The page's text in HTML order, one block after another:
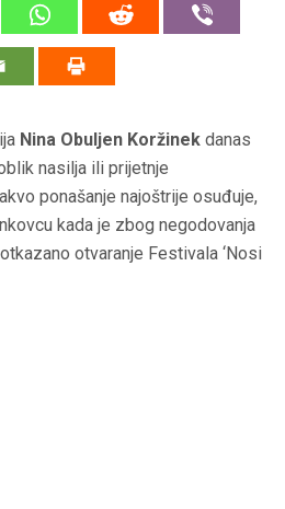
Nina Obuljen Koržinek danas
nasilja ili prijetnje
ponašanje najoštrije osuđuje,
kada je zbog negodovanja
otvaranje Festivala ‘Nosi